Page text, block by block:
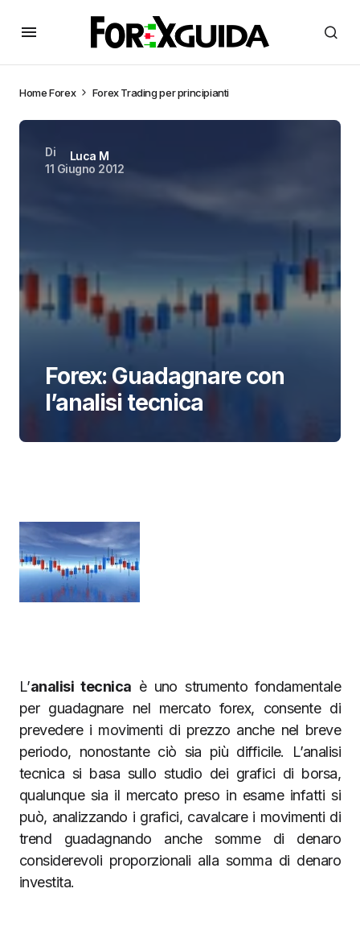
HomeForex Forex Trading per principianti
Di
Luca M
11 Giugno 2012
Forex: Guadagnare con
l’analisi tecnica
L’analisi tecnica è uno strumento fondamentale
per guadagnare nel mercato forex, consente di
prevedere i movimenti di prezzo anche nel breve
periodo, nonostante ciò sia più difficile. L’analisi
tecnica si basa sullo studio dei grafici di borsa,
qualunque sia il mercato preso in esame infatti si
può, analizzando i grafici, cavalcare i movimenti di
trend guadagnando anche somme di denaro
considerevoli proporzionali alla somma di denaro
investita.